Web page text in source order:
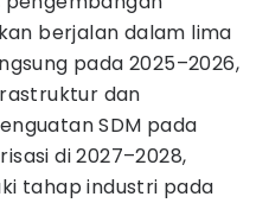
berjalan dalam lima
pada 2025–2026,
dan
SDM pada
di 2027–2028,
tahap industri pada